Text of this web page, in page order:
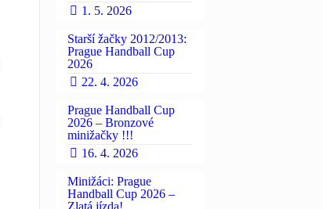
1. 5. 2026
Starší žačky 2012/2013:
Prague Handball Cup
2026
22. 4. 2026
Prague Handball Cup
2026 – Bronzové
minižačky !!!
16. 4. 2026
Minižáci: Prague
Handball Cup 2026 –
Zlatá jízda!